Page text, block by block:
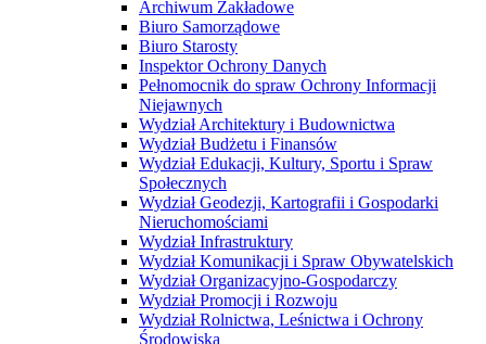
Archiwum Zakładowe
Biuro Samorządowe
Biuro Starosty
Inspektor Ochrony Danych
Pełnomocnik do spraw Ochrony Informacji
Niejawnych
Wydział Architektury i Budownictwa
Wydział Budżetu i Finansów
Wydział Edukacji, Kultury, Sportu i Spraw
Społecznych
Wydział Geodezji, Kartografii i Gospodarki
Nieruchomościami
Wydział Infrastruktury
Wydział Komunikacji i Spraw Obywatelskich
Wydział Organizacyjno-Gospodarczy
Wydział Promocji i Rozwoju
Wydział Rolnictwa, Leśnictwa i Ochrony
Środowiska